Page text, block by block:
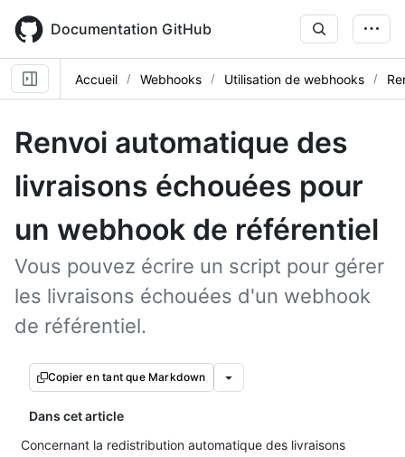
main
content
Documentation GitHub
Accueil Webhooks Utilisation de webhooks
Renvoi automatique des
livraisons échouées pour
un webhook de référentiel
Vous pouvez écrire un script pour gérer
les livraisons échouées d'un webhook
de référentiel.
Copier en tant que Markdown
Dans cet article
Concernant la redistribution automatique des livraisons